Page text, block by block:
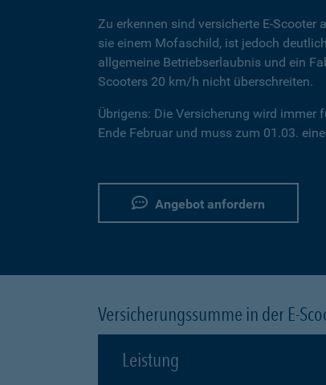
Zu erkennen sind versicherte E-
sie einem Mofaschild, ist jedoch
allgemeine Betriebserlaubnis und ein
Scooters 20 km/h nicht überschreiten.
Übrigens: Die Versicherung wird
Ende Februar und muss zum 01.03.
Angebot anfordern
Versicherungssumme in der E-
Leistung